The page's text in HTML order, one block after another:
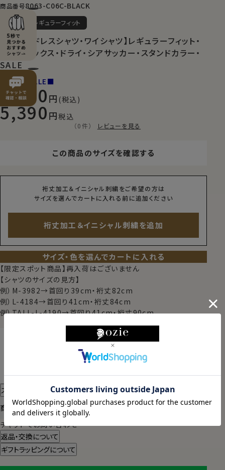
商品番号8063-C06C-BLACK
SALE レギュラーフィット
【メンズ・ドレスシャツ・ワイシャツ】レギュラーフィット・
クールマックス・ドライ・シアサッカー・スタンドカラー・
SALE
■NEW SALE■
7,700 (税込)
5,390 税込
（0件） レビューを見る
この商品のサイズを確認する
裄丈加工＆イニシャル刺繍をご希望の方は
サイズを選んでカートに入れる前に追加ください
裄丈加工＆イニシャル刺繍を追加
サイズ・色を選んでカートに入れる
【限定スポット商品】再入荷はございません
【シャツのサイズの見方】
例）M-3982→首回り39cm・裄丈82cm
例）L-4184→首回り41cm・裄丈84cm
例）TALL-L-4190→首回り41cm・裄丈90cm
宅配便 でお届けします。
（※裄丈加工・刺繍がある場合は除く）
スタイル・サイズについて詳しく見る
商品についてのお問い合わせ
チャットでお問い合わせ
返品・交換について
ギフトラッピングについて